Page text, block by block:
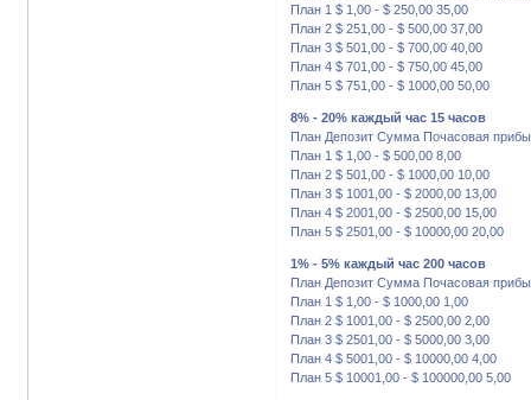
План 1 $ 1,00 - $ 250,00 35,00
План 2 $ 251,00 - $ 500,00 37,00
План 3 $ 501,00 - $ 700,00 40,00
План 4 $ 701,00 - $ 750,00 45,00
План 5 $ 751,00 - $ 1000,00 50,00
8% - 20% каждый час 15 часов
План Депозит Сумма Почасовая
План 1 $ 1,00 - $ 500,00 8,00
План 2 $ 501,00 - $ 1000,00 10,00
План 3 $ 1001,00 - $ 2000,00 13,00
План 4 $ 2001,00 - $ 2500,00 15,00
План 5 $ 2501,00 - $ 10000,00 20,00
1% - 5% каждый час 200 часов
План Депозит Сумма Почасовая
План 1 $ 1,00 - $ 1000,00 1,00
План 2 $ 1001,00 - $ 2500,00 2,00
План 3 $ 2501,00 - $ 5000,00 3,00
План 4 $ 5001,00 - $ 10000,00 4,00
План 5 $ 10001,00 - $ 100000,00 5,00